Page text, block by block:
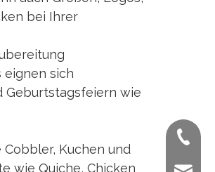
bei Ihrer
sich
Geburtstagsfeiern wie
Kuchen und
wie Quiche, Chicken
+ 86-